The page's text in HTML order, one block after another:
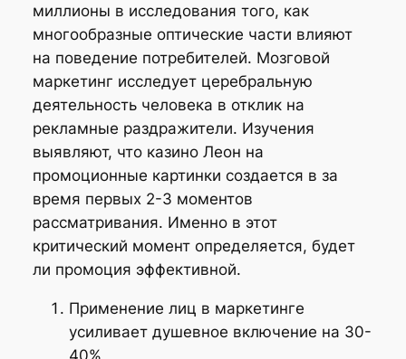
миллионы в исследования того, как
многообразные оптические части влияют
на поведение потребителей. Мозговой
маркетинг исследует церебральную
деятельность человека в отклик на
рекламные раздражители. Изучения
выявляют, что казино Леон на
промоционные картинки создается в за
время первых 2-3 моментов
рассматривания. Именно в этот
критический момент определяется, будет
ли промоция эффективной.
Применение лиц в маркетинге
усиливает душевное включение на 30-
40%